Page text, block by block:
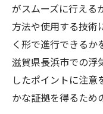
がスムーズに行える
方法や使用する技術
く形で進行できるか
滋賀県長浜市での浮
したポイントに注
かな証拠を得るため